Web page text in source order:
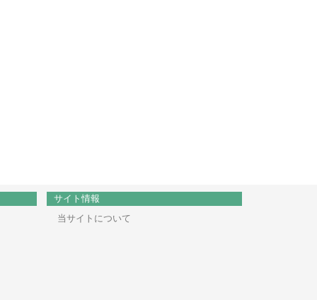
サイト情報
当サイトについて